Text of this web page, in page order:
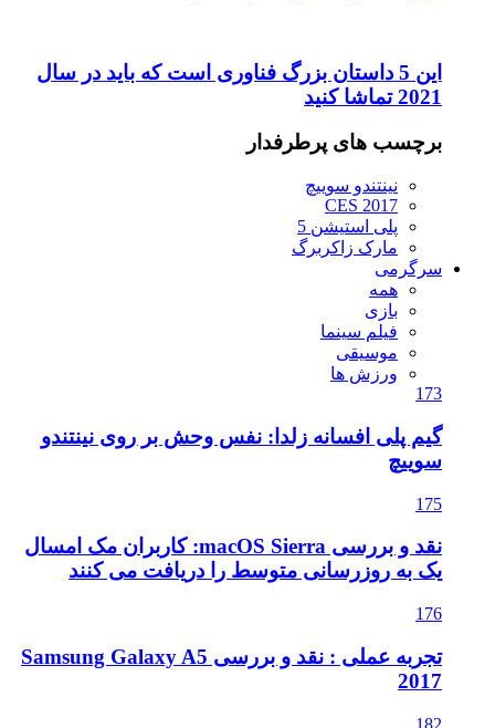
این 5 داستان بزرگ فناوری است که باید در سال
2021 تماشا کنید
برچسب های پرطرفدار
نینتندو سوییچ
CES 2017
پلی استیشن 5
مارک زاکربرگ
سرگرمی
همه
بازی
فیلم سینما
موسیقی
ورزش ها
173
گیم پلی افسانه زلدا: نفس وحش بر روی نینتندو
سوییچ
175
نقد و بررسی macOS Sierra: کاربران مک امسال
یک به روزرسانی متوسط را دریافت می کنند
176
تجربه عملی : نقد و بررسی Samsung Galaxy A5
2017
182